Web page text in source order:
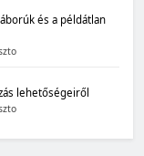
és a példátlan
lehetőségeiről